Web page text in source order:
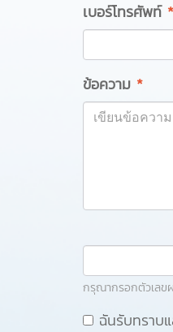
เบอร์โทรศัพท์*
ข้อความ *
กรุณากรอกตัวเลข
ฉันรับทราบ